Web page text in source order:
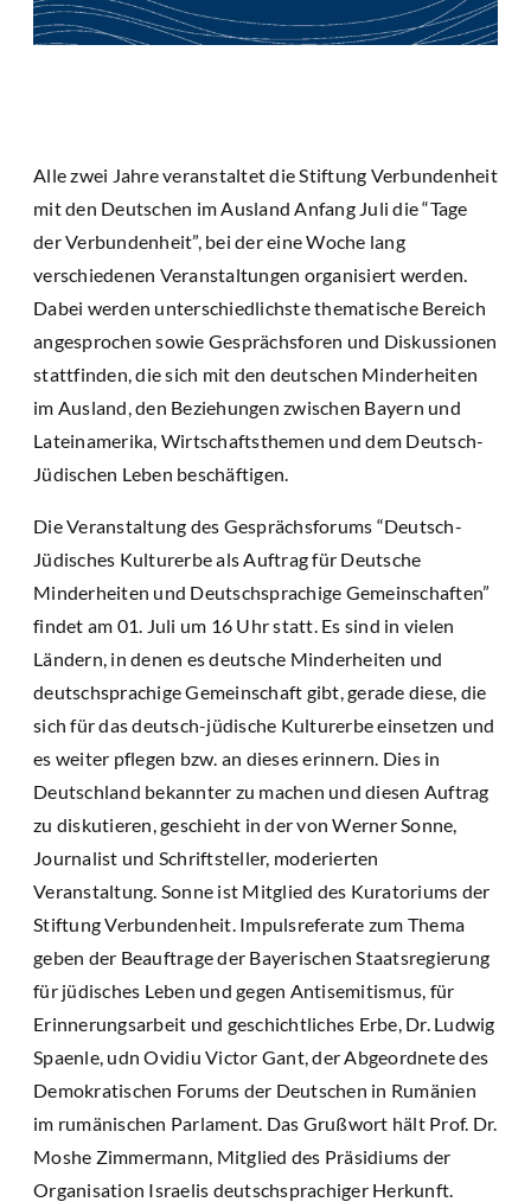
Alle zwei Jahre veranstaltet die Stiftung Verbundenheit
mit den Deutschen im Ausland Anfang Juli die “Tage
der Verbundenheit”, bei der eine Woche lang
verschiedenen Veranstaltungen organisiert werden.
Dabei werden unterschiedlichste thematische Bereich
angesprochen sowie Gesprächsforen und Diskussionen
stattfinden, die sich mit den deutschen Minderheiten
im Ausland, den Beziehungen zwischen Bayern und
Lateinamerika, Wirtschaftsthemen und dem Deutsch-
Jüdischen Leben beschäftigen.
Die Veranstaltung des Gesprächsforums “Deutsch-
Jüdisches Kulturerbe als Auftrag für Deutsche
Minderheiten und Deutschsprachige Gemeinschaften”
findet am 01. Juli um 16 Uhr statt. Es sind in vielen
Ländern, in denen es deutsche Minderheiten und
deutschsprachige Gemeinschaft gibt, gerade diese, die
sich für das deutsch-jüdische Kulturerbe einsetzen und
es weiter pflegen bzw. an dieses erinnern. Dies in
Deutschland bekannter zu machen und diesen Auftrag
zu diskutieren, geschieht in der von Werner Sonne,
Journalist und Schriftsteller, moderierten
Veranstaltung. Sonne ist Mitglied des Kuratoriums der
Stiftung Verbundenheit. Impulsreferate zum Thema
geben der Beauftrage der Bayerischen Staatsregierung
für jüdisches Leben und gegen Antisemitismus, für
Erinnerungsarbeit und geschichtliches Erbe, Dr. Ludwig
Spaenle, udn Ovidiu Victor Gant, der Abgeordnete des
Demokratischen Forums der Deutschen in Rumänien
im rumänischen Parlament. Das Grußwort hält Prof. Dr.
Moshe Zimmermann, Mitglied des Präsidiums der
Organisation Israelis deutschsprachiger Herkunft.